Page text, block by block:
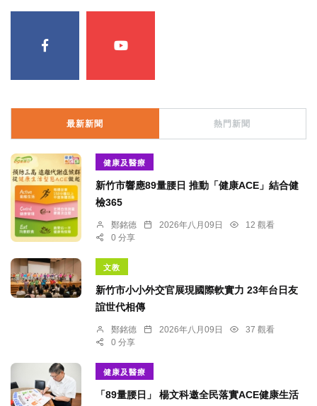
最新新聞 熱門新聞
健康及醫療
新竹市響應89量腰日 推動「健康ACE」結合健
檢365
鄭銘德 2026年八月09日
12 觀看
0 分享
文教
新竹市小小外交官展現國際軟實力 23年台日友
誼世代相傳
鄭銘德 2026年八月09日
37 觀看
0 分享
健康及醫療
「89量腰日」 楊文科邀全民落實ACE健康生活